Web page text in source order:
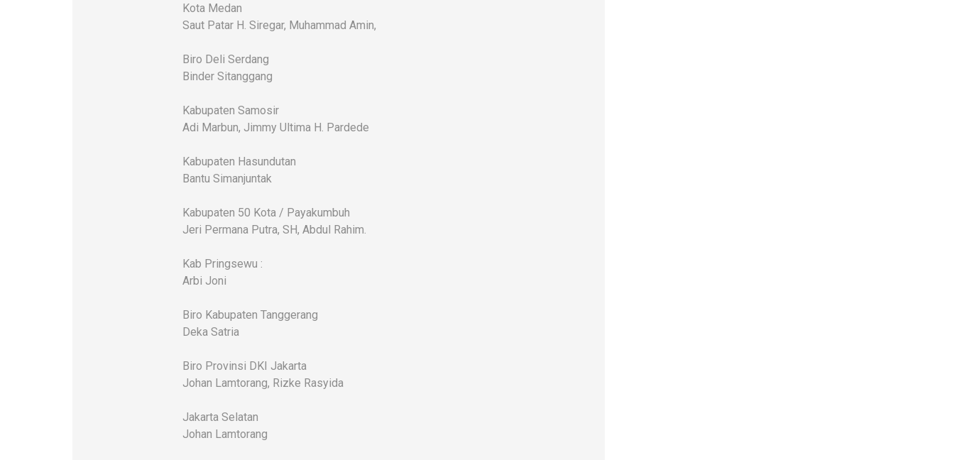
Kota Medan
Saut Patar H. Siregar, Muhammad Amin,
Biro Deli Serdang
Binder Sitanggang
Kabupaten Samosir
Adi Marbun, Jimmy Ultima H. Pardede
Kabupaten Hasundutan
Bantu Simanjuntak
Kabupaten 50 Kota / Payakumbuh
Jeri Permana Putra, SH, Abdul Rahim.
Kab Pringsewu :
Arbi Joni
Biro Kabupaten Tanggerang
Deka Satria
Biro Provinsi DKI Jakarta
Johan Lamtorang, Rizke Rasyida
Jakarta Selatan
Johan Lamtorang